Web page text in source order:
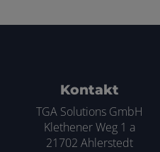
Kontakt
TGA Solutions GmbH
Klethener Weg 1 a
21702 Ahlerstedt